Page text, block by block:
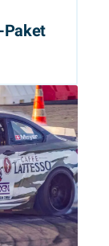
Paket